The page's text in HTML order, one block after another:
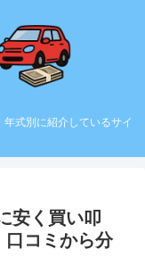
式別に紹介しているサイ
安く買い叩
口コミから分